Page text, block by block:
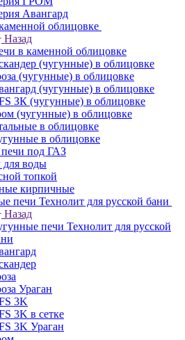
Авангард
облицовке
Назад
в каменной облицовке
(чугунные) в облицовке
(чугунные) в облицовке
(чугунные) в облицовке
ЗК (чугунные) в облицовке
(чугунные) в облицовке
в облицовке
в облицовке
под ГАЗ
для воды
топкой
кирпичные
печи Технолит для русской бани
Назад
печи Технолит для русской
Ураган
3K
3K в сетке
3K Ураган